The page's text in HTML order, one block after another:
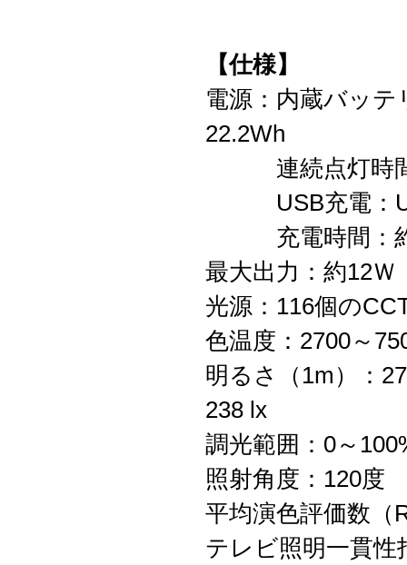
【仕様】
電源：内蔵バッ
22.2Wh
連続点灯時間
USB充電：
充電時間：約
最大出力：約12Ｗ
光源：116個の
色温度：2700～
明るさ（1m）：
238 lx
調光範囲：0～
照射角度：120度
平均演色評価数（
テレビ照明一貫性